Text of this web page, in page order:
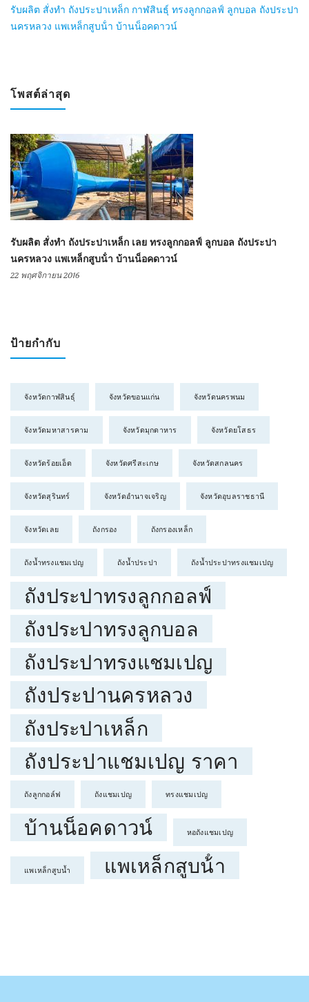
รับผลิต สั่งทำ ถังประปาเหล็ก กาฬสินธุ์ ทรงลูกกอลฟ์ ลูกบอล ถังประปา
นครหลวง แพเหล็กสูบน้ํา บ้านน็อคดาวน์
โพสต์ล่าสุด
รับผลิต สั่งทำ ถังประปาเหล็ก เลย ทรงลูกกอลฟ์ ลูกบอล ถังประปา
นครหลวง แพเหล็กสูบน้ํา บ้านน็อคดาวน์
22 พฤศจิกายน 2016
ป้ายกำกับ
จังหวัดกาฬสินธุ์ จังหวัดขอนแก่น จังหวัดนครพนม
จังหวัดมหาสารคาม จังหวัดมุกดาหาร จังหวัดยโสธร
จังหวัดร้อยเอ็ด จังหวัดศรีสะเกษ จังหวัดสกลนคร
จังหวัดสุรินทร์ จังหวัดอำนาจเจริญ จังหวัดอุบลราชธานี
จังหวัดเลย ถังกรอง ถังกรองเหล็ก
ถังน้ำทรงแชมเปญ ถังน้ำประปา ถังน้ำประปาทรงแชมเปญ
ถังประปาทรงลูกกอลฟ์
ถังประปาทรงลูกบอล
ถังประปาทรงแชมเปญ
ถังประปานครหลวง
ถังประปาเหล็ก
ถังประปาแชมเปญ ราคา
ถังลูกกอล์ฟ ถังแชมเปญ ทรงแชมเปญ
บ้านน็อคดาวน์ หอถังแชมเปญ
แพเหล็กสูบน้ำ แพเหล็กสูบน้ํา